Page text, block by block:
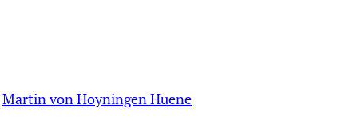
Martin von Hoyningen Huene